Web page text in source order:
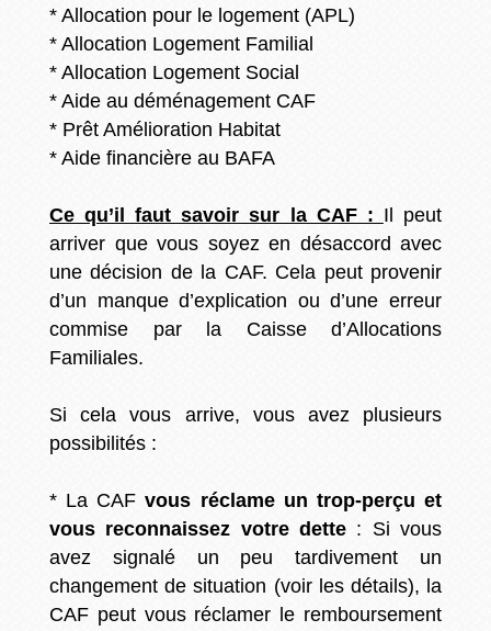
* Allocation pour le logement (APL)
* Allocation Logement Familial
* Allocation Logement Social
* Aide au déménagement CAF
* Prêt Amélioration Habitat
* Aide financière au BAFA
Ce qu’il faut savoir sur la CAF : Il peut
arriver que vous soyez en désaccord avec
une décision de la CAF. Cela peut provenir
d’un manque d’explication ou d’une erreur
commise par la Caisse d’Allocations
Familiales.
Si cela vous arrive, vous avez plusieurs
possibilités :
* La CAFvous réclame un trop-perçu et
vous reconnaissez votre dette : Si vous
avez signalé un peu tardivement un
changement de situation (voir les détails), la
CAF peut vous réclamer le remboursement